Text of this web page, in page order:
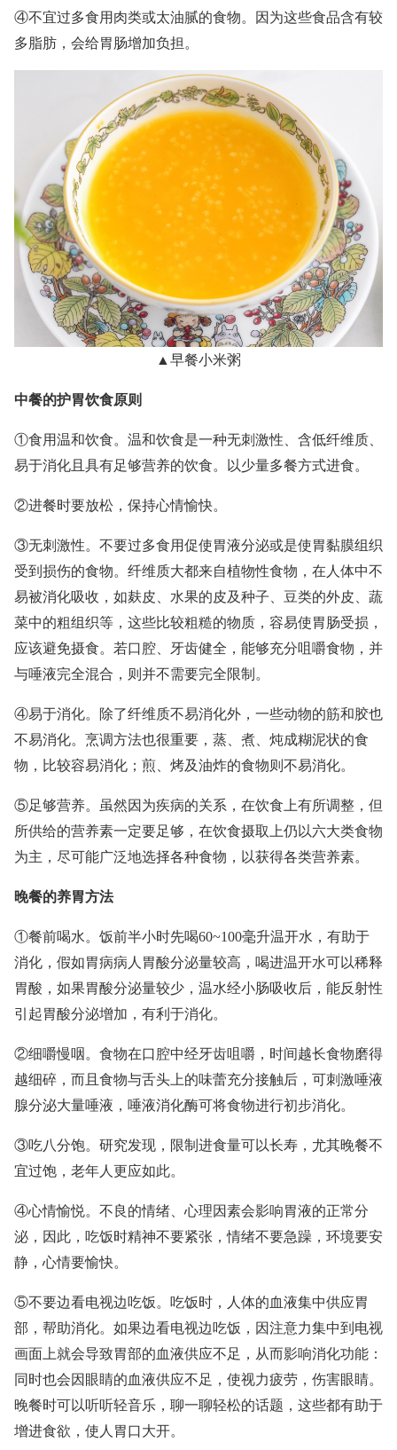
④不宜过多食用肉类或太油腻的食物。因为这些食品含有较
多脂肪，会给胃肠增加负担。
▲早餐小米粥
中餐的护胃饮食原则
①食用温和饮食。温和饮食是一种无刺激性、含低纤维质、
易于消化且具有足够营养的饮食。以少量多餐方式进食。
②进餐时要放松，保持心情愉快。
③无刺激性。不要过多食用促使胃液分泌或是使胃黏膜组织
受到损伤的食物。纤维质大都来自植物性食物，在人体中不
易被消化吸收，如麸皮、水果的皮及种子、豆类的外皮、蔬
菜中的粗组织等，这些比较粗糙的物质，容易使胃肠受损，
应该避免摄食。若口腔、牙齿健全，能够充分咀嚼食物，并
与唾液完全混合，则并不需要完全限制。
④易于消化。除了纤维质不易消化外，一些动物的筋和胶也
不易消化。烹调方法也很重要，蒸、煮、炖成糊泥状的食
物，比较容易消化；煎、烤及油炸的食物则不易消化。
⑤足够营养。虽然因为疾病的关系，在饮食上有所调整，但
所供给的营养素一定要足够，在饮食摄取上仍以六大类食物
为主，尽可能广泛地选择各种食物，以获得各类营养素。
晚餐的养胃方法
①餐前喝水。饭前半小时先喝60~100毫升温开水，有助于
消化，假如胃病病人胃酸分泌量较高，喝进温开水可以稀释
胃酸，如果胃酸分泌量较少，温水经小肠吸收后，能反射性
引起胃酸分泌增加，有利于消化。
②细嚼慢咽。食物在口腔中经牙齿咀嚼，时间越长食物磨得
越细碎，而且食物与舌头上的味蕾充分接触后，可刺激唾液
腺分泌大量唾液，唾液消化酶可将食物进行初步消化。
③吃八分饱。研究发现，限制进食量可以长寿，尤其晚餐不
宜过饱，老年人更应如此。
④心情愉悦。不良的情绪、心理因素会影响胃液的正常分
泌，因此，吃饭时精神不要紧张，情绪不要急躁，环境要安
静，心情要愉快。
⑤不要边看电视边吃饭。吃饭时，人体的血液集中供应胃
部，帮助消化。如果边看电视边吃饭，因注意力集中到电视
画面上就会导致胃部的血液供应不足，从而影响消化功能：
同时也会因眼睛的血液供应不足，使视力疲劳，伤害眼睛。
晚餐时可以听听轻音乐，聊一聊轻松的话题，这些都有助于
增进食欲，使人胃口大开。